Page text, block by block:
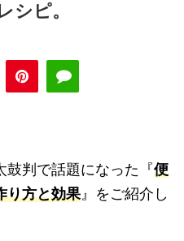
シピ。
鼓判で話題になった『便
り方と効果 』をご紹介し